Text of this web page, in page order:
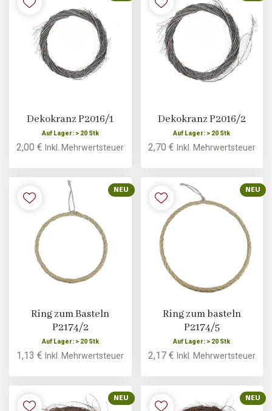
Dekokranz P2016/1
Auf Lager: > 20 Stk
2,00 €Inkl. Mehrwertsteuer
Dekokranz P2016/2
Auf Lager: > 20 Stk
2,70 € Inkl. Mehrwertsteuer
NEU
Ring zum Basteln
P2174/2
Auf Lager: > 20 Stk
1,13 €Inkl. Mehrwertsteuer
NEU
Ring zum basteln
P2174/5
Auf Lager: > 20 Stk
2,17 € Inkl. Mehrwertsteuer
NEU NEU